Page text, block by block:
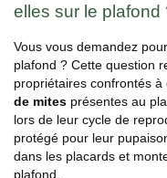
elles sur le plafond
Vous vous demandez
plafond ? Cette question
propriétaires confrontés
de mites présentes au
lors de leur cycle de
protégé pour leur
dans les placards et
plafond.